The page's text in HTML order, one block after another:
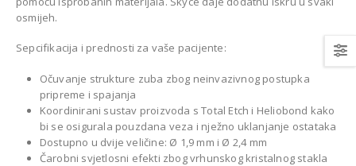
osmijeh.
Sepcifikacija i prednosti za vaše pacijente:
Očuvanje strukture zuba zbog neinvazivnog postupka
pripreme i spajanja
Koordinirani sustav proizvoda s Total Etch i Heliobond kako
bi se osigurala pouzdana veza i nježno uklanjanje ostataka
Dostupno u dvije veličine: Ø 1,9 mm i Ø 2,4 mm
Čarobni svjetlosni efekti zbog vrhunskog kristalnog stakla
CareStream
Dr. Munira
Model One 100 za Dental